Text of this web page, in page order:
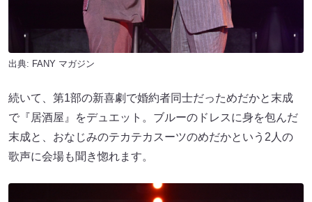
出典: FANY マガジン
続いて、第1部の新喜劇で婚約者同士だっためだかと末成
で『居酒屋』をデュエット。ブルーのドレスに身を包んだ
末成と、おなじみのテカテカスーツのめだかという2人の
歌声に会場も聞き惚れます。